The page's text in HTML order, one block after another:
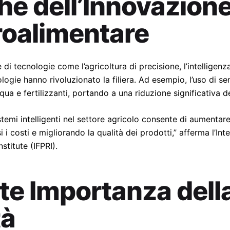
tecnologie come l’agricoltura di precisione,
hanno rivoluzionato la filiera. Ad esempio, l’uso di
e fertilizzanti, portando a una riduzione significativa
intelligenti nel settore agricolo consente di
i costi e migliorando la qualità dei prodotti,” afferma
(IFPRI).
Importanza